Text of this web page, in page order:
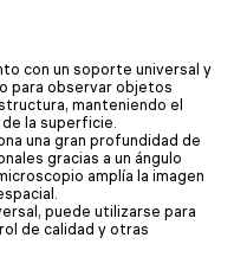
con un soporte universal y
para observar objetos
manteniendo el
la superficie.
una gran profundidad de
gracias a un ángulo
amplía la imagen
puede utilizarse para
de calidad y otras